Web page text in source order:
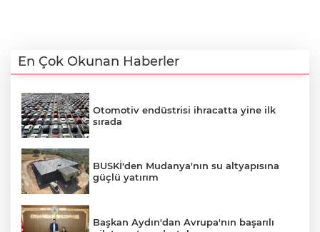
En Çok Okunan Haberler
Otomotiv endüstrisi ihracatta yine ilk
sırada
BUSKİ'den Mudanya'nın su altyapısına
güçlü yatırım
Başkan Aydın'dan Avrupa'nın başarılı